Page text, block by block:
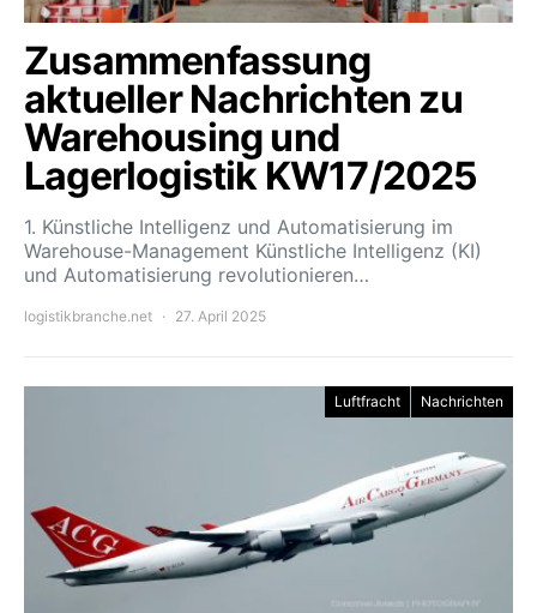
Zusammenfassung
aktueller Nachrichten zu
Warehousing und
Lagerlogistik KW17/2025
1. Künstliche Intelligenz und Automatisierung im
Warehouse-Management Künstliche Intelligenz (KI)
und Automatisierung revolutionieren…
logistikbranche.net 27. April 2025
Luftfracht Nachrichten